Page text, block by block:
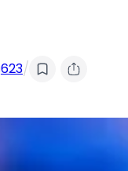
623/